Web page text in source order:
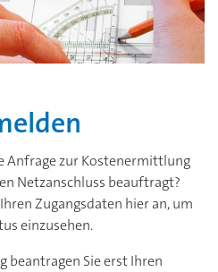
Anfrage zur Kostenermittlung
Netzanschluss beauftragt?
Zugangsdaten hier an, um
einzusehen.
beantragen Sie erst Ihren